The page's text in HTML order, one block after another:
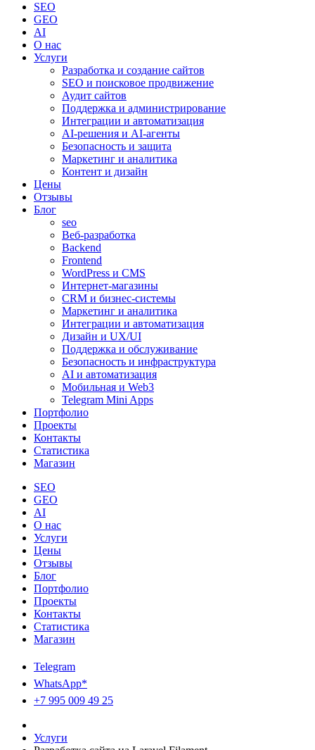
SEO
GEO
AI
О нас
Услуги
Разработка и создание сайтов
SEO и поисковое продвижение
Аудит сайтов
Поддержка и администрирование
Интеграции и автоматизация
AI-решения и AI-агенты
Безопасность и защита
Маркетинг и аналитика
Контент и дизайн
Цены
Отзывы
Блог
seo
Веб-разработка
Backend
Frontend
WordPress и CMS
Интернет-магазины
CRM и бизнес-системы
Маркетинг и аналитика
Интеграции и автоматизация
Дизайн и UX/UI
Поддержка и обслуживание
Безопасность и инфраструктура
AI и автоматизация
Мобильная и Web3
Telegram Mini Apps
Портфолио
Проекты
Контакты
Статистика
Магазин
SEO
GEO
AI
О нас
Услуги
Цены
Отзывы
Блог
Портфолио
Проекты
Контакты
Статистика
Магазин
Telegram
WhatsApp*
+7 995 009 49 25
Услуги